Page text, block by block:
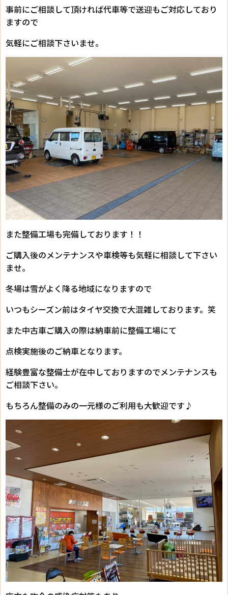
事前にご相談して頂ければ代車等で送迎もご対応しており
ますので
気軽にご相談下さいませ。
また整備工場も完備しております！！
ご購入後のメンテナンスや車検等も気軽に相談して下さい
ませ。
冬場は雪がよく降る地域になりますので
いつもシーズン前はタイヤ交換で大混雑しております。笑
また中古車ご購入の際は納車前に整備工場にて
点検実施後のご納車となります。
経験豊富な整備士が在中しておりますのでメンテナンスも
ご相談下さい。
もちろん整備のみの一元様のご利用も大歓迎です♪